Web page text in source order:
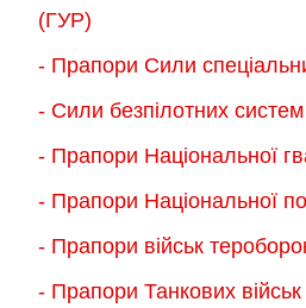
(ГУР)
- Прапори Сили
- Сили безпілотних
- Прапори Національної
- Прапори Національної
- Прапори військ
- Прапори Танкових військ